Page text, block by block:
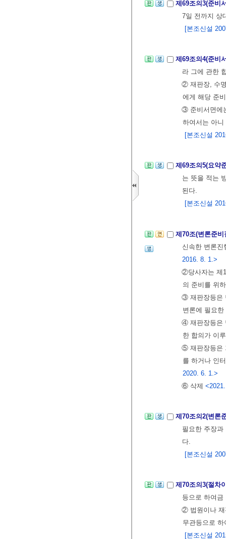
제69조의3(준비
7일 전까지 상
[본조신설
제69조의4(준비
라 그에 관한
② 재판장, 수
에게 해당 준
③ 준비서면에
하여서는 아니
[본조신설
제69조의5(요약
는 뜻을 적는
된다.
[본조신설
제70조(변론준
신속한 변론
2016. 8. 1.>
②당사자는 제
의 준비를 위
③ 재판장등은
변론에 필요
④ 재판장등은
한 합의가 이
⑤ 재판장등은
를 하거나 인
2020. 6. 1.>
⑥ 삭제
제70조의2(변론
필요한 주장
다.
[본조신설
제70조의3(절차
등으로 하여
② 법원이나 재
무관등으로
[본조신설